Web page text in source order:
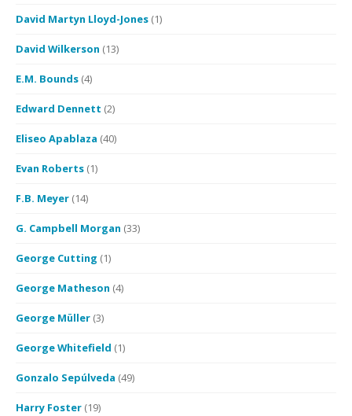
David Martyn Lloyd-Jones (1)
David Wilkerson (13)
E.M. Bounds (4)
Edward Dennett (2)
Eliseo Apablaza (40)
Evan Roberts (1)
F.B. Meyer (14)
G. Campbell Morgan (33)
George Cutting (1)
George Matheson (4)
George Müller (3)
George Whitefield (1)
Gonzalo Sepúlveda (49)
Harry Foster (19)